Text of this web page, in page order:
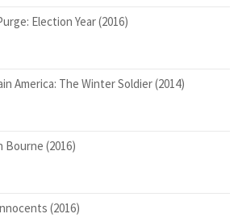
Election Year (2016)
America: The Winter Soldier (2014)
Bourne (2016)
(2016)